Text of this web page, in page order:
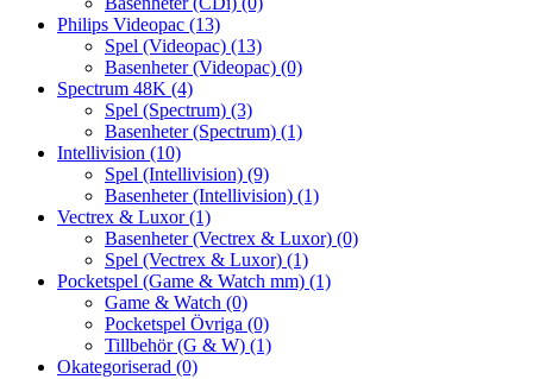
Philips Videopac (13)
Spel (Videopac) (13)
Basenheter (Videopac) (0)
Spectrum 48K (4)
Spel (Spectrum) (3)
Basenheter (Spectrum) (1)
Intellivision (10)
Spel (Intellivision) (9)
Basenheter (Intellivision) (1)
Vectrex & Luxor(1)
Basenheter (Vectrex & Luxor) (0)
Spel (Vectrex & Luxor) (1)
Pocketspel (Game & Watch mm) (1)
Game & Watch (0)
Pocketspel Övriga (0)
Tillbehör (G & W) (1)
Okategoriserad (0)